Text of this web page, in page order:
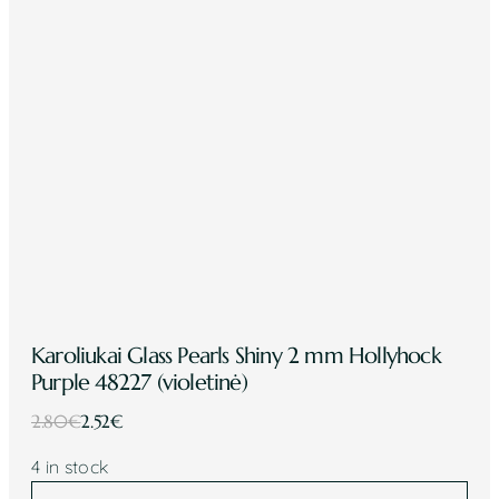
Karoliukai Glass Pearls Shiny 2 mm Hollyhock
Purple 48227 (violetinė)
2.80€
Original
was:
2.52€
Current
is:
4 in stock